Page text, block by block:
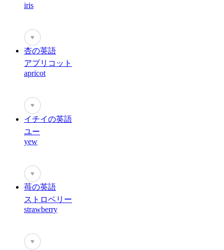
iris
♥
杏の英語
アプリコット
apricot
♥
イチイの英語
ユー
yew
♥
苺の英語
ストロベリー
strawberry
♥